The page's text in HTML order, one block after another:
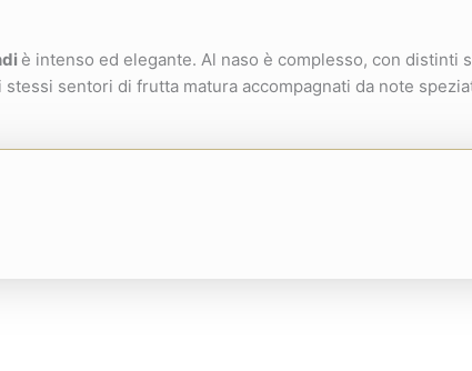
è intenso ed elegante. Al naso è complesso, con distinti
sentori di frutta matura accompagnati da note